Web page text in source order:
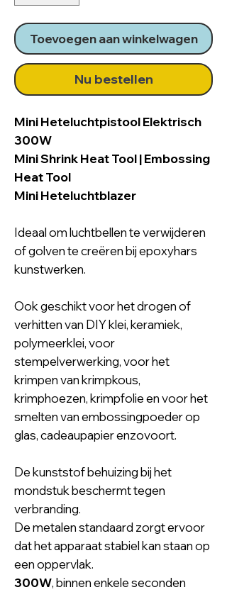
Toevoegen aan winkelwagen
Nu bestellen
Mini Heteluchtpistool Elektrisch
300W
Mini Shrink Heat Tool | Embossing
Heat Tool
Mini Heteluchtblazer
Ideaal om luchtbellen te verwijderen
of golven te creëren bij epoxyhars
kunstwerken.
Ook geschikt voor het drogen of
verhitten van DIY klei, keramiek,
polymeerklei, voor
stempelverwerking, voor het
krimpen van krimpkous,
krimphoezen, krimpfolie en voor het
smelten van embossingpoeder op
glas, cadeaupapier enzovoort.
De kunststof behuizing bij het
mondstuk beschermt tegen
verbranding.
De metalen standaard zorgt ervoor
dat het apparaat stabiel kan staan op
een oppervlak.
300W, binnen enkele seconden